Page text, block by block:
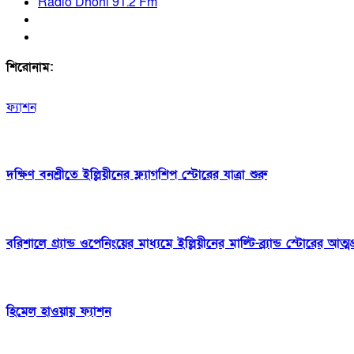
শিরোনাম:
ফ্যাশন
দক্ষিণ বনশ্রীতে ইল্লিয়ীনের ফ্ল্যাগশিপ স্টোরের যাত্রা শুরু
বরিশালে গ্র্যান্ড ওপেনিংয়ের মাধ্যমে ইল্লিয়ীনের মাল্টি-ব্র্যান্ড স্টোরের
হিমেল হাওয়ায় ফ্যাশন